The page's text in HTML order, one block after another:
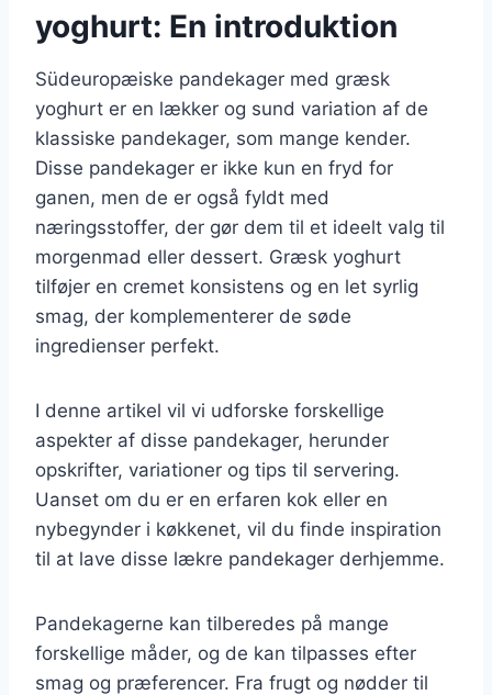
yoghurt: En introduktion
Südeuropæiske pandekager med græsk
yoghurt er en lækker og sund variation af de
klassiske pandekager, som mange kender.
Disse pandekager er ikke kun en fryd for
ganen, men de er også fyldt med
næringsstoffer, der gør dem til et ideelt valg til
morgenmad eller dessert. Græsk yoghurt
tilføjer en cremet konsistens og en let syrlig
smag, der komplementerer de søde
ingredienser perfekt.
I denne artikel vil vi udforske forskellige
aspekter af disse pandekager, herunder
opskrifter, variationer og tips til servering.
Uanset om du er en erfaren kok eller en
nybegynder i køkkenet, vil du finde inspiration
til at lave disse lækre pandekager derhjemme.
Pandekagerne kan tilberedes på mange
forskellige måder, og de kan tilpasses efter
smag og præferencer. Fra frugt og nødder til